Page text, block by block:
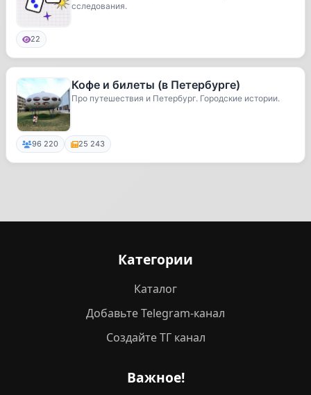
сследования.
22
Кофе и билеты (в Петербурге)
Про путешествия и Петербург. Городские истории.
96 220 25 243
Категории
Каталог
Добавьте Telegram-канал
Создайте ТГ канал
Важное!